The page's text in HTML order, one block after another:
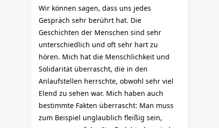
Wir können sagen, dass uns jedes
Gespräch sehr berührt hat. Die
Geschichten der Menschen sind sehr
unterschiedlich und oft sehr hart zu
hören. Mich hat die Menschlichkeit und
Solidarität überrascht, die in den
Anlaufstellen herrschte, obwohl sehr viel
Elend zu sehen war. Mich haben auch
bestimmte Fakten überrascht: Man muss
zum Beispiel unglaublich fleißig sein,